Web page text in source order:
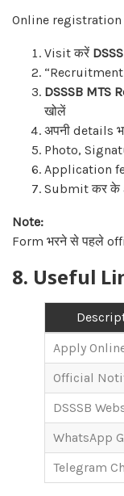
Online registration
Visit करें
DSSSB MTS
खोलें
अपनी details
Photo,
Application
Submit कर के
Note:
Form भरने से पहले
8. Useful
Apply
Official
DSSSB
WhatsApp
Telegram